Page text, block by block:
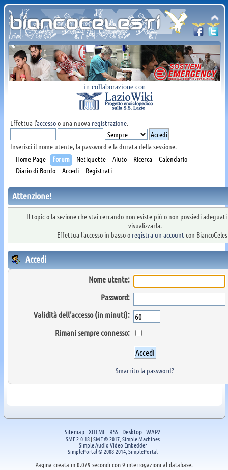
in collaborazione con
Effettua l'accessoo una nuova registrazione.
Inserisci il nome utente, la password e la durata della sessione.
Home Page
Forum Netiquette Aiuto Ricerca
Calendario
Diario di Bordo
Accedi Registrati
Attenzione!
Il topic o la sezione che stai cercando non esiste più o non possiedi
visualizzarla.
Effettua l'accesso in basso o registra un account con
Accedi
Nome utente:
Password:
Validità dell'accesso (in minuti):
Rimani sempre connesso:
Smarrito la password?
Sitemap XHTML RSS Desktop WAP2
SMF 2.0.18|SMF © 2017 Simple Machines
Simple Audio Video Embedder
SimplePortal © 2008-2014, SimplePortal
Pagina creata in 0.079 secondi con 9 interrogazioni al database.